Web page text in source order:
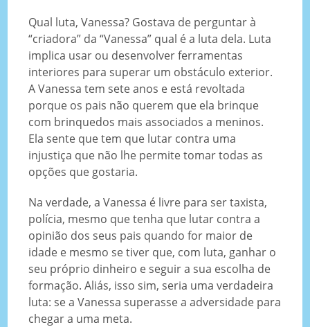
Qual luta, Vanessa? Gostava de perguntar à
“criadora” da “Vanessa” qual é a luta dela. Luta
implica usar ou desenvolver ferramentas
interiores para superar um obstáculo exterior.
A Vanessa tem sete anos e está revoltada
porque os pais não querem que ela brinque
com brinquedos mais associados a meninos.
Ela sente que tem que lutar contra uma
injustiça que não lhe permite tomar todas as
opções que gostaria.
Na verdade, a Vanessa é livre para ser taxista,
polícia, mesmo que tenha que lutar contra a
opinião dos seus pais quando for maior de
idade e mesmo se tiver que, com luta, ganhar o
seu próprio dinheiro e seguir a sua escolha de
formação. Aliás, isso sim, seria uma verdadeira
luta: se a Vanessa superasse a adversidade para
chegar a uma meta.